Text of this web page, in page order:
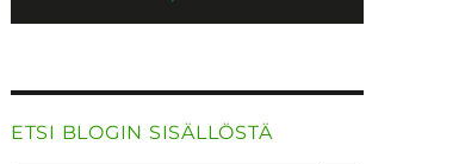
ETSI BLOGIN SISÄLLÖSTÄ